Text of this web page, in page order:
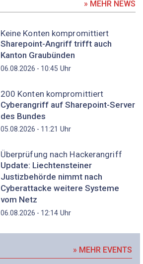
» MEHR NEWS
Keine Konten kompromittiert
Sharepoint-Angriff trifft auch
Kanton Graubünden
06.08.2026 - 10:45 Uhr
200 Konten kompromittiert
Cyberangriff auf Sharepoint-Server
des Bundes
05.08.2026 - 11:21 Uhr
Überprüfung nach Hackerangriff
Update: Liechtensteiner
Justizbehörde nimmt nach
Cyberattacke weitere Systeme
vom Netz
06.08.2026 - 12:14Uhr
» MEHR EVENTS